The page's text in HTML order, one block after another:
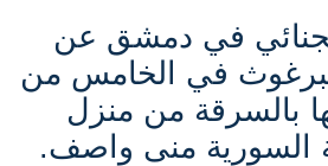
في دمشق عن
في الخامس من
بالسرقة من منزل
السورية منى واصف.